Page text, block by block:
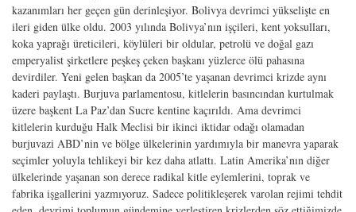
kazanımları her geçen gün derinleşiyor. Bolivya devrimci yükselişte en
ileri giden ülke oldu. 2003 yılında Bolivya’nın işçileri, kent yoksulları,
koka yaprağı üreticileri, köylüleri bir oldular, petrolü ve doğal gazı
emperyalist şirketlere peşkeş çeken başkanı yüzlerce ölü pahasına
devirdiler. Yeni gelen başkan da 2005’te yaşanan devrimci krizde aynı
kaderi paylaştı. Burjuva parlamentosu, kitlelerin basıncından kurtulmak
üzere başkent La Paz’dan Sucre kentine kaçırıldı. Ama devrimci
kitlelerin kurduğu Halk Meclisi bir ikinci iktidar odağı olamadan
burjuvazi ABD’nin ve bölge ülkelerinin yardımıyla bir manevra yaparak
seçimler yoluyla tehlikeyi bir kez daha atlattı. Latin Amerika’nın diğer
ülkelerinde yaşanan son derece radikal kitle eylemlerini, toprak ve
fabrika işgallerini yazmıyoruz. Sadece politikleşerek varolan rejimi tehdit